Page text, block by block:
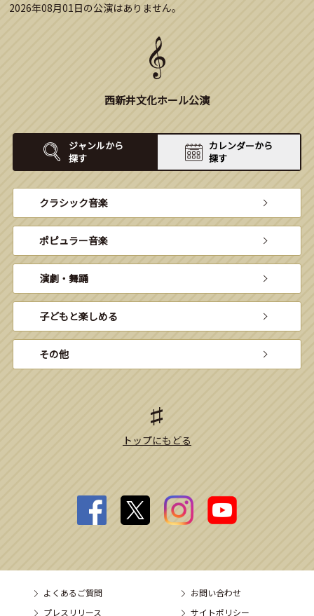
2026年08月01日の公演はありません。
西新井文化ホール公演
ジャンルから
探す
カレンダーから
探す
クラシック音楽
ポピュラー音楽
演劇・舞踊
子どもと楽しめる
その他
トップにもどる
よくあるご質問
お問い合わせ
プレスリリース
サイトポリシー